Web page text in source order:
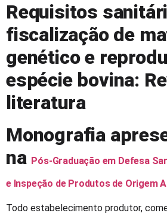
Requisitos
fiscalização de
genético e
espécie bovina:
literatura
Monografia
na Pós-Graduação em Defesa
e Inspeção de Produtos de Origem
Todo estabelecimento produtor,